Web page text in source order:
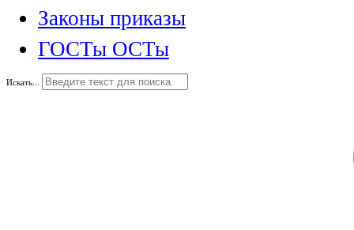
Законы приказы
ГОСТы ОСТы
Искать...